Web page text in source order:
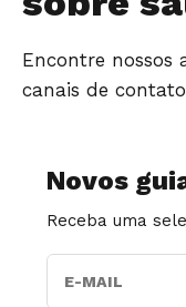
Encontre nossos
canais de
Novos
Receba uma